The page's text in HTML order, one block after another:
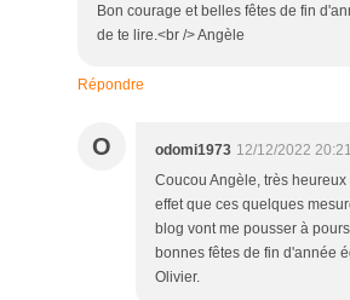
Bon courage et belles fêtes de fin
de te lire.<br /> Angèle
Répondre
O odomi1973 12/12/2022 20:21
Coucou Angèle, très
effet que ces quelques
blog vont me pousser à
bonnes fêtes de fin d'année
Olivier.